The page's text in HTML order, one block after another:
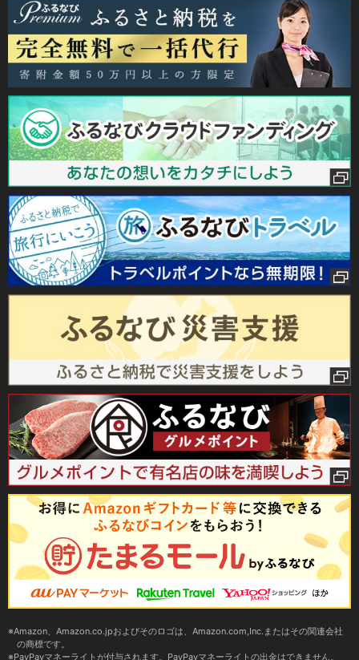
Amazon、Amazon.co.jpおよびそのロゴは、Amazon.com,Inc.またはその関連会社
の商標です。
PayPayマネーライトが付与されます。PayPayマネーライトの出金はできません。